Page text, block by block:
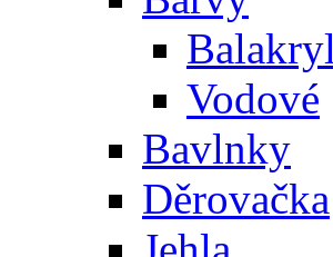
Balakryl
Vodové
Bavlnky
Děrovačka